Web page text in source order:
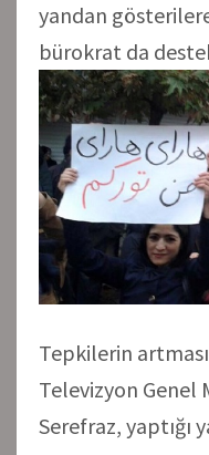
yandan
bürokrat da
Tepkilerin
Televizyon Genel
Serefraz, yaptığı